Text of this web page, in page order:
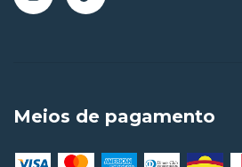
Meios de pagamento